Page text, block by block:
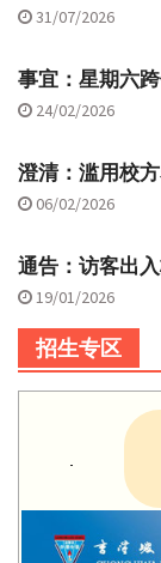
31/07/2026
事宜：星期六
24/02/2026
澄清：滥用校
06/02/2026
通告：访客出
19/01/2026
招生专区